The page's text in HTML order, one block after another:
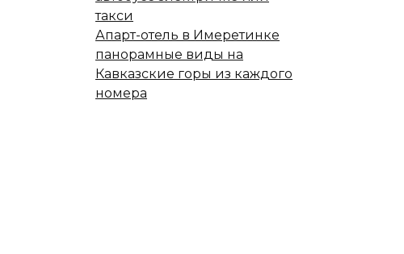
такси
Апарт-отель в Имеретинке
панорамные виды на
Кавказские горы из каждого
номера